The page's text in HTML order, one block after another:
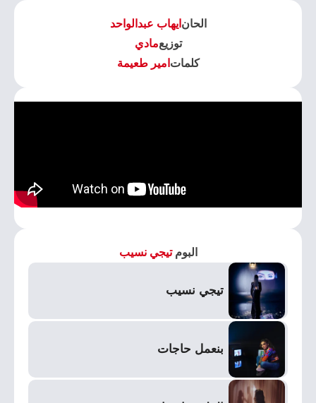
الحان ايهاب عبدالواحد
توزيعمادي
كلمات امير طعيمة
البومتيجي نسيب
تيجي نسيب
بنعمل حاجات